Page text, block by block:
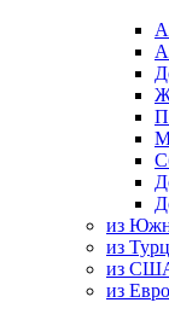
из
из
из
из